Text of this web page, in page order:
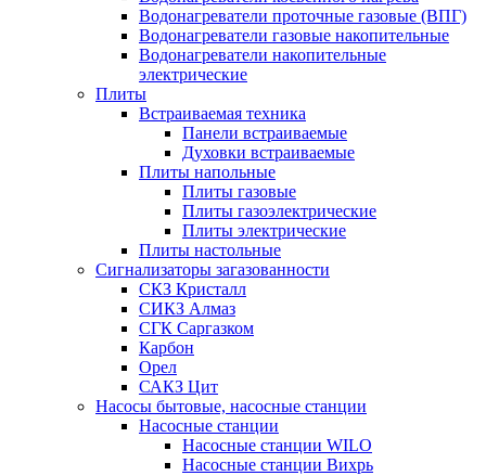
Водонагреватели проточные газовые (ВПГ)
Водонагреватели газовые накопительные
Водонагреватели накопительные
электрические
Плиты
Встраиваемая техника
Панели встраиваемые
Духовки встраиваемые
Плиты напольные
Плиты газовые
Плиты газоэлектрические
Плиты электрические
Плиты настольные
Сигнализаторы загазованности
СКЗ Кристалл
СИКЗ Алмаз
СГК Саргазком
Карбон
Орел
САКЗ Цит
Насосы бытовые, насосные станции
Насосные станции
Насосные станции WILO
Насосные станции Вихрь